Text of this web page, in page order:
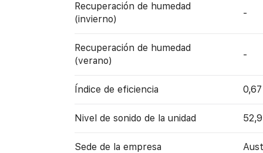
Recuperación de humedad
(invierno)
-
Recuperación de humedad
(verano)
-
Índice de eficiencia 0,67
Nivel de sonido de la unidad
Sede de la empresa